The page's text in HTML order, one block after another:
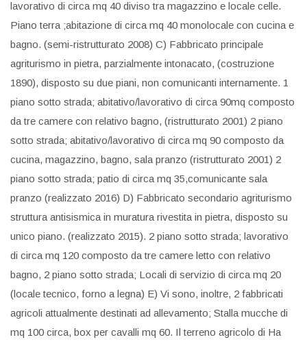
lavorativo di circa mq 40 diviso tra magazzino e locale celle.
Piano terra ;abitazione di circa mq 40 monolocale con cucina e
bagno. (semi-ristrutturato 2008) C) Fabbricato principale
agriturismo in pietra, parzialmente intonacato, (costruzione
1890), disposto su due piani, non comunicanti internamente. 1
piano sotto strada; abitativo/lavorativo di circa 90mq composto
da tre camere con relativo bagno, (ristrutturato 2001) 2 piano
sotto strada; abitativo/lavorativo di circa mq 90 composto da
cucina, magazzino, bagno, sala pranzo (ristrutturato 2001) 2
piano sotto strada; patio di circa mq 35,comunicante sala
pranzo (realizzato 2016) D) Fabbricato secondario agriturismo
struttura antisismica in muratura rivestita in pietra, disposto su
unico piano. (realizzato 2015). 2 piano sotto strada; lavorativo
di circa mq 120 composto da tre camere letto con relativo
bagno, 2 piano sotto strada; Locali di servizio di circa mq 20
(locale tecnico, forno a legna) E) Vi sono, inoltre, 2 fabbricati
agricoli attualmente destinati ad allevamento; Stalla mucche di
mq 100 circa, box per cavalli mq 60. Il terreno agricolo di Ha